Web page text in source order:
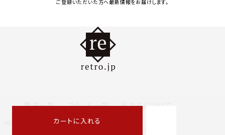
カートに入れる
ご登録いただいた方へ最新情報をお届けします。
商品一覧 ブランド一覧 私たちについて
特定商取引法に基づく表記 プライバシーポリシー